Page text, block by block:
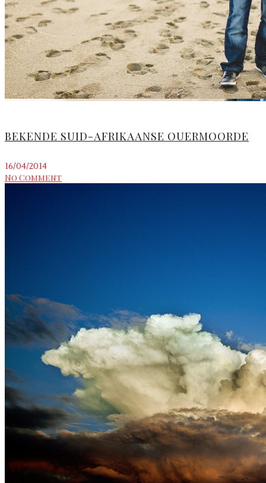
BEKENDE SUID-AFRIKAANSE OUERMOORDE
16/04/2014
No Comment